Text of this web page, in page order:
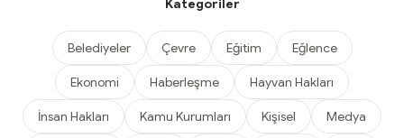
Kategoriler
Belediyeler Çevre Eğitim Eğlence
Ekonomi Haberleşme Hayvan Hakları
İnsan Hakları Kamu Kurumları Kişisel Medya